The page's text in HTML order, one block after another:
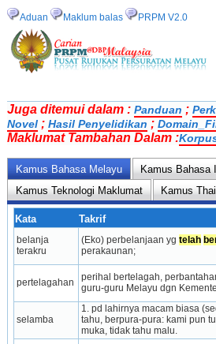
Aduan Maklum balas PRPM V2.0
Juga ditemui dalam : Panduan ;
Novel ; Hasil Penyelidikan ;
Maklumat Tambahan Dalam :
Kamus Bahasa Melayu Kamus Bahasa
Kamus Teknologi Maklumat
Kamus
Kata Takrif
belanja
terakru
(Eko) perbelanjaan yg telah
perakaunan;
pertelagahan
perihal bertelagah,
guru-guru Melayu dgn
selamba
1. pd lahirnya macam biasa
tahu, berpura-pura: kami pun
muka, tidak tahu malu.